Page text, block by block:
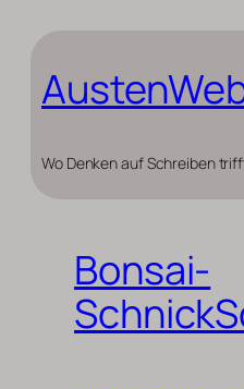
springen
Wo Denken auf Schreiben
Bonsai-